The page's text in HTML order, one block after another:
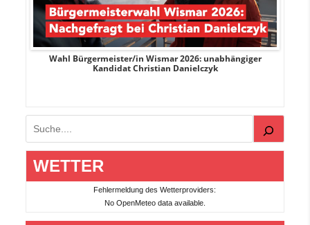
Wahl Bürgermeister/in Wismar 2026: unabhängiger
Kandidat Christian Danielczyk
Suchen
WETTER
Fehlermeldung des Wetterproviders:
No OpenMeteo data available.